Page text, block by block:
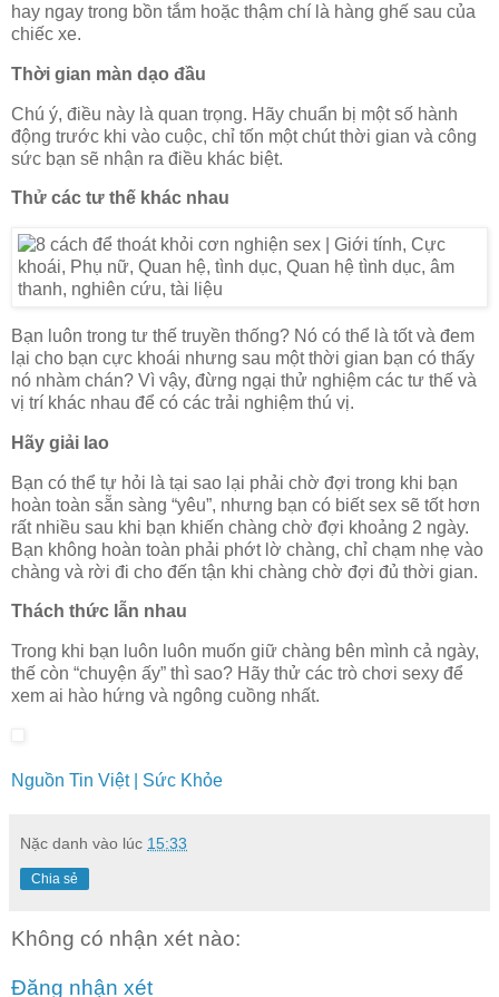
hay ngay trong bồn tắm hoặc thậm chí là hàng ghế sau của
chiếc xe.
Thời gian màn dạo đầu
Chú ý, điều này là quan trọng. Hãy chuẩn bị một số hành
động trước khi vào cuộc, chỉ tốn một chút thời gian và công
sức bạn sẽ nhận ra điều khác biệt.
Thử các tư thế khác nhau
Bạn luôn trong tư thế truyền thống? Nó có thể là tốt và đem
lại cho bạn cực khoái nhưng sau một thời gian bạn có thấy
nó nhàm chán? Vì vậy, đừng ngại thử nghiệm các tư thế và
vị trí khác nhau để có các trải nghiệm thú vị.
Hãy giải lao
Bạn có thể tự hỏi là tại sao lại phải chờ đợi trong khi bạn
hoàn toàn sẵn sàng “yêu”, nhưng bạn có biết sex sẽ tốt hơn
rất nhiều sau khi bạn khiến chàng chờ đợi khoảng 2 ngày.
Bạn không hoàn toàn phải phớt lờ chàng, chỉ chạm nhẹ vào
chàng và rời đi cho đến tận khi chàng chờ đợi đủ thời gian.
Thách thức lẫn nhau
Trong khi bạn luôn luôn muốn giữ chàng bên mình cả ngày,
thế còn “chuyện ấy” thì sao? Hãy thử các trò chơi sexy để
xem ai hào hứng và ngông cuồng nhất.
Nguồn Tin Việt | Sức Khỏe
Nặc danh vào lúc 15:33
Chia sẻ
Không có nhận xét nào:
Đăng nhận xét